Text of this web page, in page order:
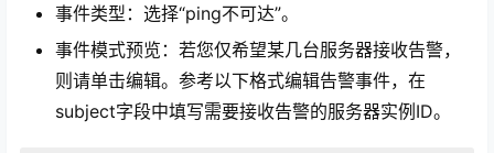
事件类型：选择“ping不可达”。
事件模式预览：若您仅希望某几台服务器接收告警，
则请单击编辑。参考以下格式编辑告警事件，在
subject字段中填写需要接收告警的服务器实例ID。